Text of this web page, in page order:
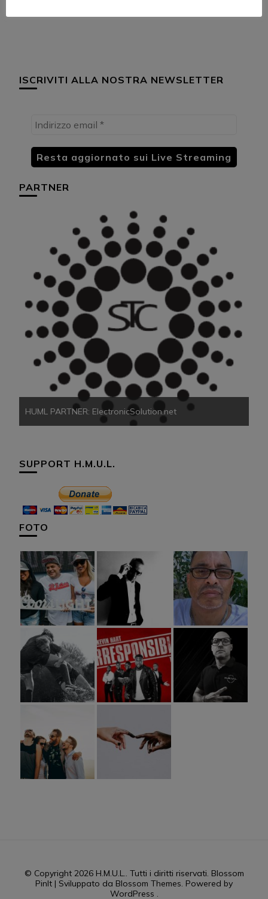
ISCRIVITI ALLA NOSTRA NEWSLETTER
PARTNER
HUML PARTNER: ElectronicSolution.net
SUPPORT H.M.U.L.
FOTO
© Copyright 2026 H.M.U.L.. Tutti i diritti riservati. Blossom
PinIt | Sviluppato da Blossom Themes. Powered by
WordPress .